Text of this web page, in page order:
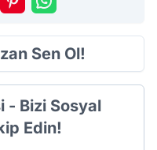
Sen Ol!
- Bizi Sosyal
Edin!